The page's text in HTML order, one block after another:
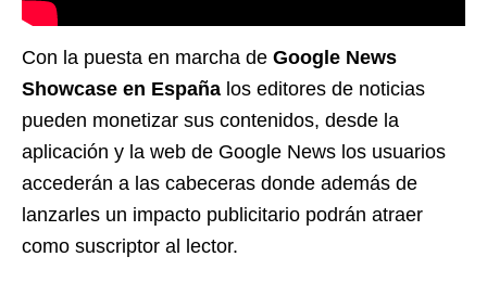
Con la puesta en marcha de Google News
Showcase en España los editores de noticias
pueden monetizar sus contenidos, desde la
aplicación y la web de Google News los usuarios
accederán a las cabeceras donde además de
lanzarles un impacto publicitario podrán atraer
como suscriptor al lector.